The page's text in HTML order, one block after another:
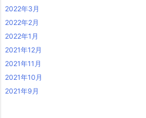
2022年3月
2022年2月
2022年1月
2021年12月
2021年11月
2021年10月
2021年9月